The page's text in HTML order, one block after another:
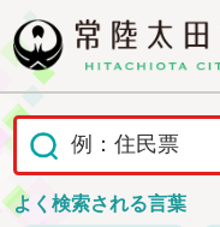
よく検索される言葉